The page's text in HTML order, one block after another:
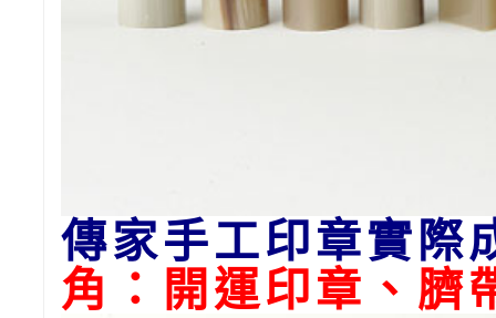
傳家手工印章實際
角：開運印章、臍